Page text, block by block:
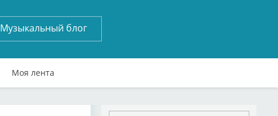
Музыкальный блог
Моя лента